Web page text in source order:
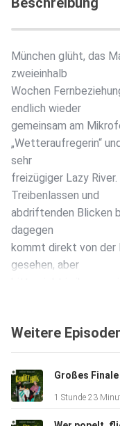
München glüht, das
zweieinhalb
Wochen
endlich wieder
gemeinsam am
„Wetteraufregerin“
sehr
freizügiger Lazy
Treibenlassen und
abdriftenden Blicken
dagegen
kommt direkt von der
gesehen, aber
bitte nicht in ihrer
„Goomi“ und
stehen
musste. Zum Glück
von YSL
Beauty, sondern
Weitere
Großes Finale
1 Stunde 23